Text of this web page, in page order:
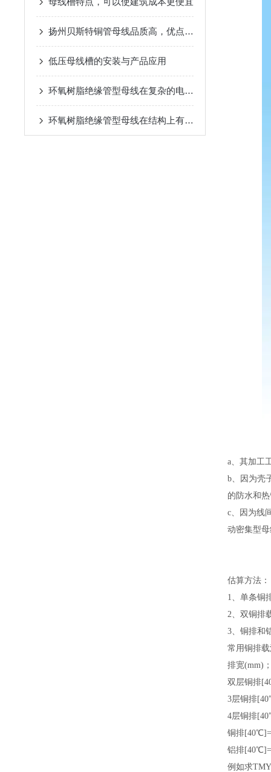
扬州贝斯特铜管​母线品质高，优点多！
低压母线槽的安装与产品应用
环氧树脂绝缘管型母线在复杂的电网环境中优势突出
环氧树脂绝缘管型母线在结构上有以下特别之处
a、其加工
b、因为壳
的防水和
c、因为线
动密集型
估算方法：
1、单条铜
2、双铜排
3、铜排和
常用铜排
排宽(mm)
双层铜排
3层铜排
4层铜排
铜排
铝排
例如求